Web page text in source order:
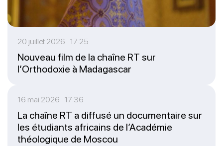
20 juillet 2026 17:25
Nouveau film de la chaîne RT sur
l’Orthodoxie à Madagascar
16 mai 2026 17:36
La chaîne RT a diffusé un documentaire sur
les étudiants africains de l’Académie
théologique de Moscou